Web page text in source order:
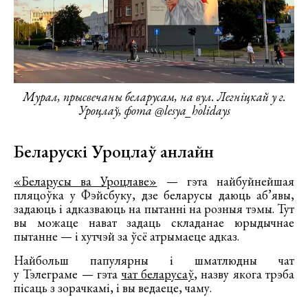
Мурал, прысвечаны беларусам, на вул. Легніцкай у г.
Уроцлаў, фота @lesya_holidays
Беларускі Уроцлаў анлайн
«Беларусы ва Уроцлаве» — гэта найбуйнейшая
пляцоўка у Фэйсбуку, дзе беларусы даюць аб’явы,
задаюць і адказваюць на пытанні на розныя тэмы. Тут
вы можаце нават задаць складанае юрыдычнае
пытанне — і хутчэй за ўсё атрымаеце адказ.
Найбольш папулярны і шматлюдны чат
у Тэлеграме — гэта чат беларусаў, назву якога трэба
пісаць з зорачкамі, і вы ведаеце, чаму.